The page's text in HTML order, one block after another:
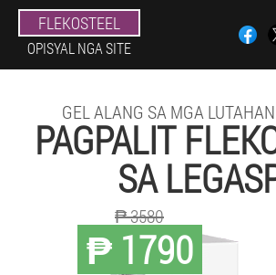
FLEKOSTEEL
OPISYAL NGA SITE
GEL ALANG SA MGA
PAGPALIT
SA
₱ 1790
₱ 3580